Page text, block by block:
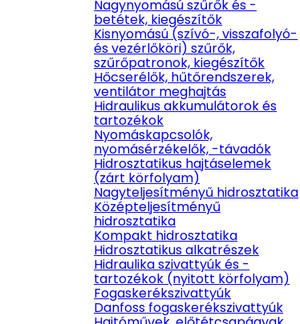
Nagynyomású szűrők és -
betétek, kiegészítők
Kisnyomású (szívó-, visszafolyó-
és vezérlőköri) szűrők,
szűrőpatronok, kiegészítők
Hőcserélők, hűtőrendszerek,
ventilátor meghajtás
Hidraulikus akkumulátorok és
tartozékok
Nyomáskapcsolók,
nyomásérzékelők, -távadók
Hidrosztatikus hajtáselemek
(zárt körfolyam)
Nagyteljesítményű hidrosztatika
Középteljesítményű
hidrosztatika
Kompakt hidrosztatika
Hidrosztatikus alkatrészek
Hidraulika szivattyúk és -
tartozékok (nyitott körfolyam)
Fogaskerékszivattyúk
Danfoss fogaskerékszivattyúk